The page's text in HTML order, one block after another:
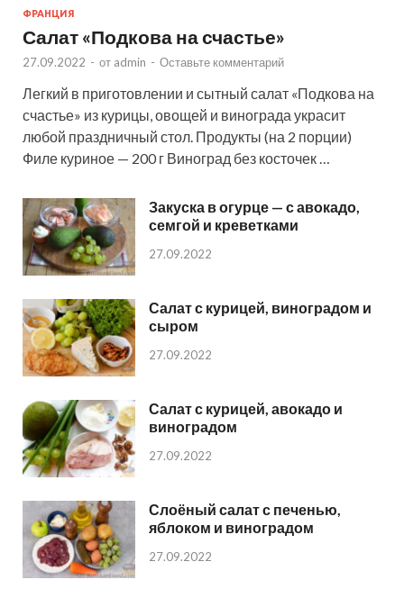
ФРАНЦИЯ
Салат «Подкова на счастье»
27.09.2022 - от admin - Оставьте комментарий
Легкий в приготовлении и сытный салат «Подкова на
счастье» из курицы, овощей и винограда украсит
любой праздничный стол. Продукты (на 2 порции)
Филе куриное — 200 г Виноград без косточек …
Закуска в огурце — с авокадо,
семгой и креветками
27.09.2022
Салат с курицей, виноградом и
сыром
27.09.2022
Салат с курицей, авокадо и
виноградом
27.09.2022
Слоёный салат с печенью,
яблоком и виноградом
27.09.2022